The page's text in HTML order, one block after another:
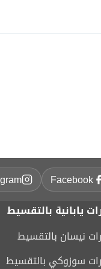
Facebook
يابانية بالتقسيط
نيسان بالتقسيط
سوزوكي بالتقسيط